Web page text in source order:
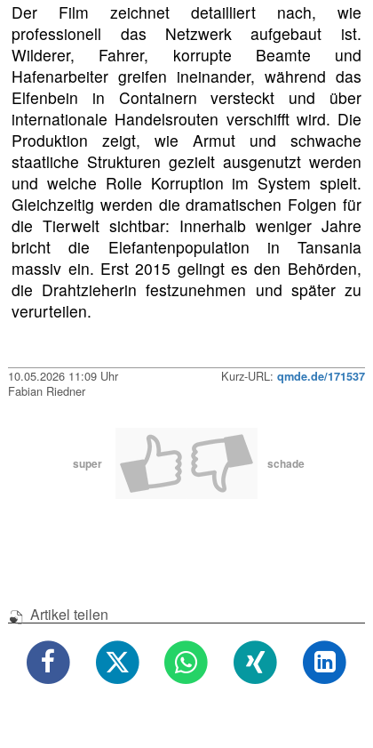
Der Film zeichnet detailliert nach, wie
professionell das Netzwerk aufgebaut ist.
Wilderer, Fahrer, korrupte Beamte und
Hafenarbeiter greifen ineinander, während das
Elfenbein in Containern versteckt und über
internationale Handelsrouten verschifft wird. Die
Produktion zeigt, wie Armut und schwache
staatliche Strukturen gezielt ausgenutzt werden
und welche Rolle Korruption im System spielt.
Gleichzeitig werden die dramatischen Folgen für
die Tierwelt sichtbar: Innerhalb weniger Jahre
bricht die Elefantenpopulation in Tansania
massiv ein. Erst 2015 gelingt es den Behörden,
die Drahtzieherin festzunehmen und später zu
verurteilen.
10.05.2026 11:09 Uhr Kurz-URL: qmde.de/171537
Fabian Riedner
super schade
Artikel teilen